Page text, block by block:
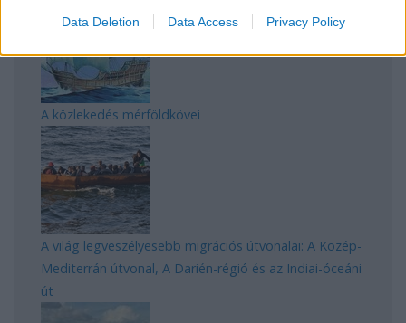
Data Deletion Data Access Privacy Policy
A közlekedés mérföldkövei
A világ legveszélyesebb migrációs útvonalai: A Közép-
Mediterrán útvonal, A Darién-régió és az Indiai-óceáni
út